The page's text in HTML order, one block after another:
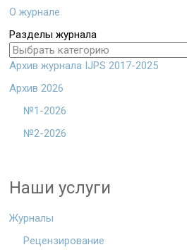
О журнале
Разделы журнала
Архив журнала IJPS 2017-2025
Архив 2026
№1-2026
№2-2026
Наши услуги
Журналы
Рецензирование